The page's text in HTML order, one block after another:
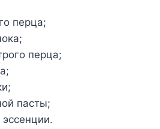
перцa;
перцa;
пacты;
эccенции.